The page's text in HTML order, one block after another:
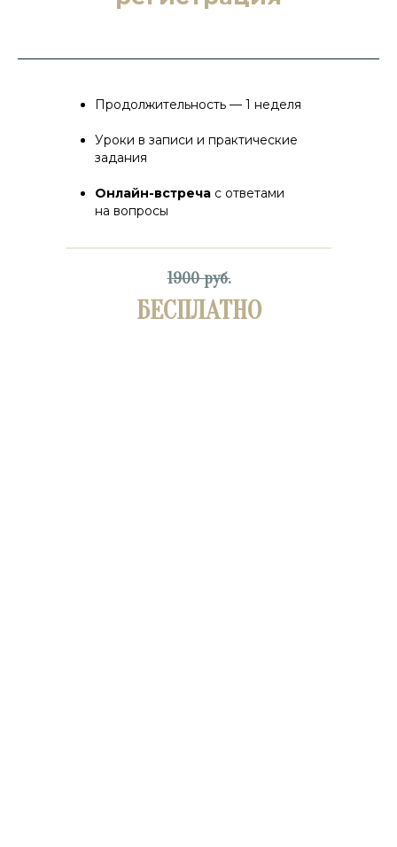
Продолжительность — 1 неделя
Уроки в записи и практические
задания
Онлайн-встречас ответами
на вопросы
БЕСПЛАТНО
1900 руб.